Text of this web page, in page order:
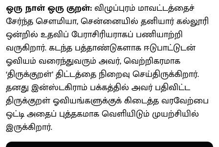
ஒரு நாள் ஒரு குறள்:விழுப்புரம் மாவட்டத்தைச்
சேர்ந்த செளமியா, சென்னையில் தனியார் கல்லூரி
ஒன்றில் உதவிப் பேராசிரியராகப் பணியாற்றி
வருகிறார். கடந்த பத்தாண்டுகளாக ஈடுபாட்டுடன்
ஓவியம் வரைந்துவரும் அவர், வெற்றிகரமாக
‘திருக்குறள்’ திட்டத்தை நிறைவு செய்திருக்கிறார்.
தனது இன்ஸ்டகிராம் பக்கத்தில் அவர் பதிவிட்ட
திருக்குறள் ஓவியங்களுக்குக் கிடைத்த வரவேற்பை
ஒட்டி அதைப் புத்தகமாக வெளியிடும் முயற்சியில்
இருக்கிறார்.